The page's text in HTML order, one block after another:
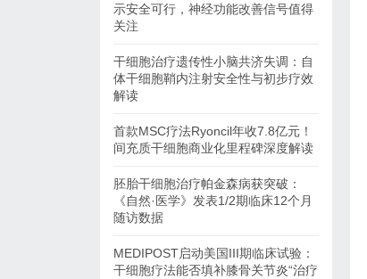
示安全可行，神经功能改善信号值得
关注
干细胞治疗遗传性小脑共济失调：自
体干细胞鞘内注射安全性与初步疗效
解读
首款MSC疗法Ryoncil年收7.8亿元！
间充质干细胞商业化里程碑深度解读
胚胎干细胞治疗帕金森病获突破：
《自然·医学》发表1/2期临床12个月
随访数据
MEDIPOST启动美国III期临床试验：
干细胞疗法能否填补膝骨关节炎“治疗